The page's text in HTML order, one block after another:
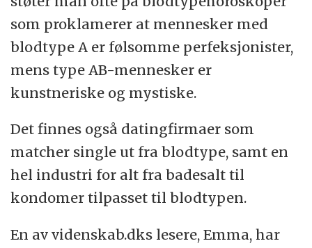
som proklamerer at mennesker med
blodtype A er følsomme perfeksjonister,
mens type AB-mennesker er
kunstneriske og mystiske.
Det finnes også datingfirmaer som
matcher single ut fra blodtype, samt en
hel industri for alt fra badesalt til
kondomer tilpasset til blodtypen.
En av videnskab.dks lesere, Emma, har